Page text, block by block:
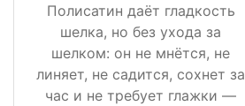
Полисатин даёт гладкость
шелка, но без ухода за
шелком: он не мнётся, не
линяет, не садится, сохнет за
час и не требует глажки —